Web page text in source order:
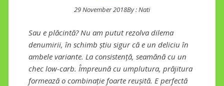
29 November 2018By :Nati
Sau e plăcintă? Nu am putut rezolva dilema
denumirii, în schimb știu sigur că e un deliciu în
ambele variante. La consistență, seamănă cu un
chec low-carb. Împreună cu umplutura, prăjitura
formează o combinație foarte reușită. E perfectă